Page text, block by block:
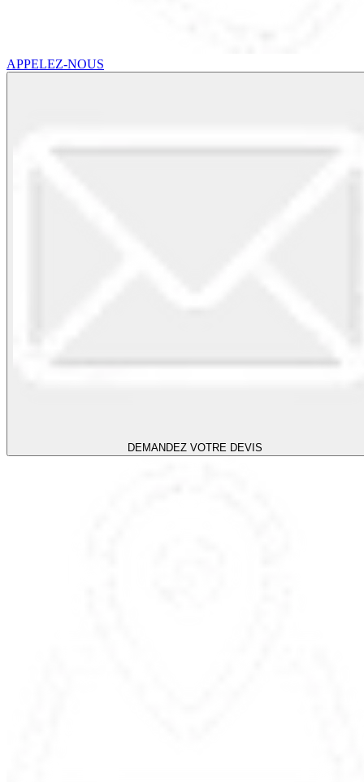
APPELEZ-NOUS
DEMANDEZ VOTRE DEVIS